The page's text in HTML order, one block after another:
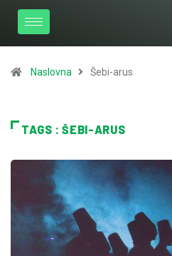
Naslovna Šebi-arus
TAGS : ŠEBI-ARUS